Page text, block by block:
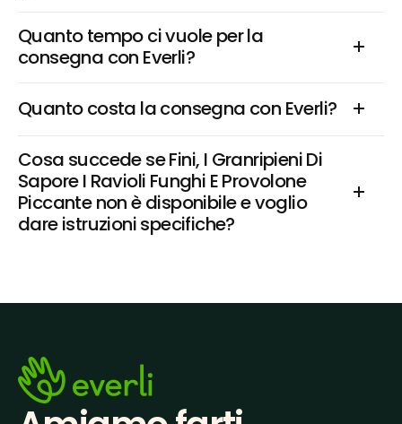
Quanto tempo ci vuole per la
consegna con Everli?
Quanto costa la consegna con Everli?
Cosa succede se Fini, I Granripieni Di
Sapore I Ravioli Funghi E Provolone
Piccante non è disponibile e voglio
dare istruzioni specifiche?